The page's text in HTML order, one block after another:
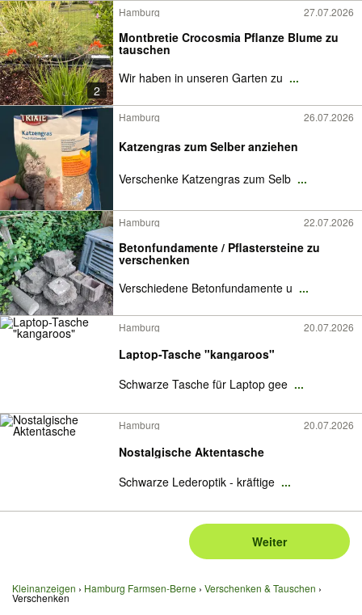
2
Hamburg 27.07.2026
Montbretie Crocosmia Pflanze Blume zu
tauschen
Wir haben in unseren Garten zu ...
Hamburg 26.07.2026
Katzengras zum Selber anziehen
Verschenke Katzengras zum Selb ...
Hamburg 22.07.2026
Betonfundamente / Pflastersteine zu
verschenken
Verschiedene Betonfundamente u ...
Hamburg 20.07.2026
Laptop-Tasche "kangaroos"
Schwarze Tasche für Laptop gee ...
Hamburg 20.07.2026
Nostalgische Aktentasche
Schwarze Lederoptik - kräftige ...
Weiter
Kleinanzeigen Hamburg Farmsen-Berne Verschenken & Tauschen
Verschenken